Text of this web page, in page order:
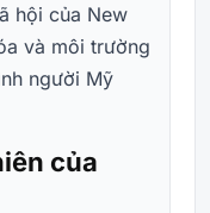
hội của New
và môi trường
người Mỹ
của